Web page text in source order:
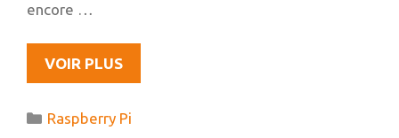
encore …
VOIR PLUSRASPBERRY
PI
VOS
Catégories
Raspberry Pi